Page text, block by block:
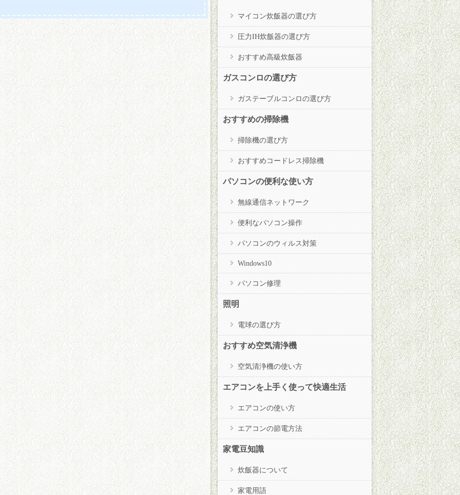
マイコン炊飯器の選び方
圧力IH炊飯器の選び方
おすすめ高級炊飯器
ガスコンロの選び方
ガステーブルコンロの選び方
おすすめの掃除機
掃除機の選び方
おすすめコードレス掃除機
パソコンの便利な使い方
無線通信ネットワーク
便利なパソコン操作
パソコンのウィルス対策
Windows10
パソコン修理
照明
電球の選び方
おすすめ空気清浄機
空気清浄機の使い方
エアコンを上手く使って快適生活
エアコンの使い方
エアコンの節電方法
家電豆知識
炊飯器について
家電用語